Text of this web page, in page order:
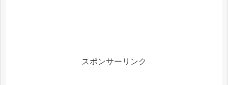
スポンサーリンク